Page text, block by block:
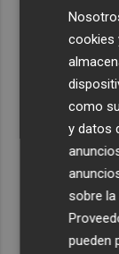
construir la
El Villarreal
Déu de
cookies
como
y datos
sobre
pueden